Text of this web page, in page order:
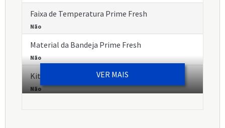
Faixa de Temperatura Prime Fresh
Não
Material da Bandeja Prime Fresh
Não
Kitchen Timer
Não
VER MAIS